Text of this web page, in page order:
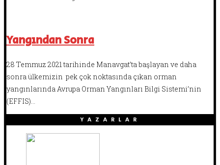
Yangından Sonra
28 Temmuz 2021 tarihinde Manavgat’ta başlayan ve daha
sonra ülkemizin pek çok noktasında çıkan orman
yangınlarında Avrupa Orman Yangınları Bilgi Sistemi’nin
(EFFIS)…
YAZARLAR